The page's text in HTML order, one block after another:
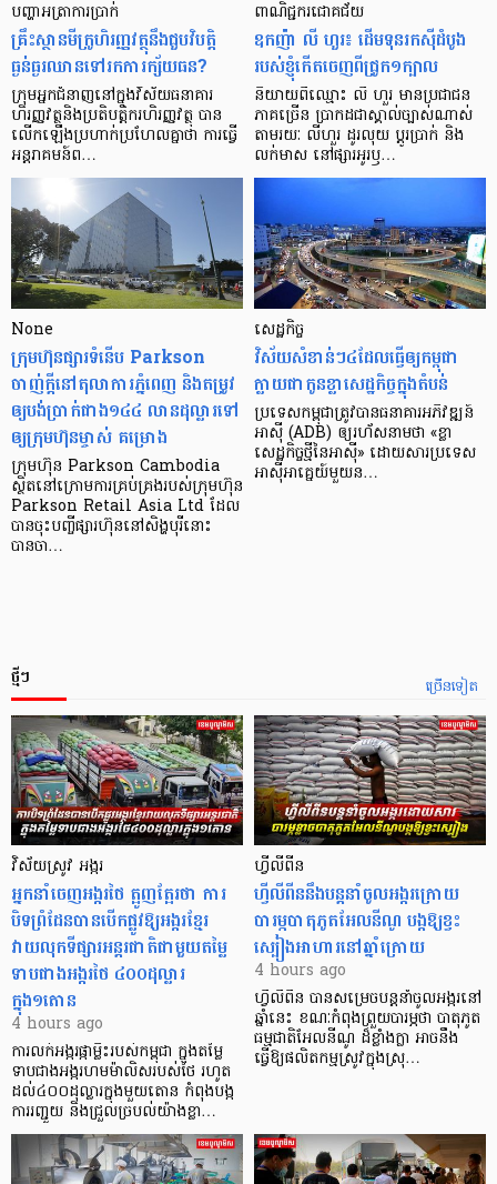
បញ្ហា​អត្រា​ការប្រាក់
គ្រឹះស្ថាន​មីក្រូ​ហិរញ្ញវត្ថុ​នឹង​ជួប​វិបត្តិ​
ធ្ងន់ធ្ងរ​ឈាន​ទៅ​រក​ការ​ក្ស័យធន?
ក្រុម​អ្នក​ជំនាញ​នៅ​ក្នុង​វិស័យ​ធនាគារ
ហិរញ្ញវត្ថុ​និង​ប្រតិបត្តិករ​ហិរញ្ញ​វត្ថុ បាន​​
លើក​ឡើង​ប្រហាក់​ប្រហែល​គ្នា​ថា ការ​ធ្វើ​
អន្តរាគមន៍​ព…
ពាណិជ្ជករជោគជ័យ
ឧកញ៉ា លី ហួរ៖ ដើមទុនរកស៊ីដំបូង
របស់ខ្ញុំកើតចេញពីជ្រូក១ក្បាល
និយាយ​ពី​ឈ្មោះ លី ហួរ មាន​ប្រជាជន​
ភាគ​ច្រើន ប្រាកដ​ជា​ស្គាល់​ច្បាស់​ណាស់
តាមរយៈ លីហួរ ដូរ​លុយ ប្តូរ​បា្រក់ និង​
លក់​មាស នៅ​ផ្សារ​អូរ​ឫ…
None
ក្រុមហ៊ុនផ្សារទំនើប Parkson
ចាញ់ក្ដីនៅតុលាការភ្នំពេញ និងតម្រូវ
ឲ្យបង់ប្រាក់ជាង១៤៤ លានដុល្លារទៅ
ឲ្យក្រុមហ៊ុនម្ចាស់ គម្រោង
ក្រុមហ៊ុន Parkson Cambodia
ស្ថិតនៅក្រោមការគ្រប់គ្រងរបស់ក្រុមហ៊ុន
Parkson Retail Asia Ltd ដែល
បានចុះបញ្ចីផ្សារហ៊ុននៅសិង្ហបុរីនោះ
បានចា…
សេដ្ឋកិច្ច​
វិស័យ​សំខាន់ៗ​៤​ដែល​ធ្វើ​ឲ្យ​កម្ពុជា​
ក្លាយ​ជា​កូន​ខ្លា​សេដ្ឋកិច្ច​ក្នុង​តំបន់
ប្រទេស​កម្ពុជា​ត្រូវ​បាន​ធនាគារ​អភិវឌ្ឍន៍​
អាស៊ី (ADB) ឲ្យ​រហ័ស​នាមថា «ខ្លា​
សេដ្ឋកិច្ច​ថ្មី​នៃ​អាស៊ី» ដោយសារ​ប្រទេស​
អាស៊ី​អាគ្នេយ៍​មួយ​ន…
ច្រើនទៀត
ថ្មីៗ
វិស័យស្រូវ អង្ករ
អ្នកនាំចេញអង្ករថៃ ត្អូញត្អែរថា ការ
បិទព្រំដែនបានបើកផ្លូវឱ្យអង្ករខ្មែរ
វាយលុកទីផ្សារអន្តរជាតិជាមួយតម្លៃ
ទាបជាងអង្ករថៃ ៤០០ដុល្លារ
ក្នុង១តោន
4 hours ago
ការលក់អង្ករផ្កាម្លិះរបស់កម្ពុជា ក្នុងតម្លៃ
ទាបជាងអង្ករហមម៉ាលិសរបស់ថៃ រហូត
ដល់៤០០ដុល្លារក្នុងមួយតោន កំពុងបង្ក
ការរញ្ជួយ និងជ្រួលច្របល់យ៉ាងខ្លា…
ហ្វីលីពីន
ហ្វីលីពីននឹងបន្តនាំចូលអង្ករក្រោយ
បារម្ភបាតុភូតអែលនីណូ បង្កឱ្យខ្វះ
ស្បៀងអាហារនៅឆ្នាំក្រោយ
4 hours ago
ហ្វីលីពីន បាន​សម្រេចបន្តនាំចូលអង្ករនៅ
ឆ្នាំនេះ ខណៈកំពុងព្រួយបារម្ភថា បាតុភូត
ធម្មជាតិអែលនីណូ ដ៏ខ្លាំងក្លា​ អាចនឹង
ធ្វើឱ្យផលិតកម្មស្រូវក្នុងស្រុ…